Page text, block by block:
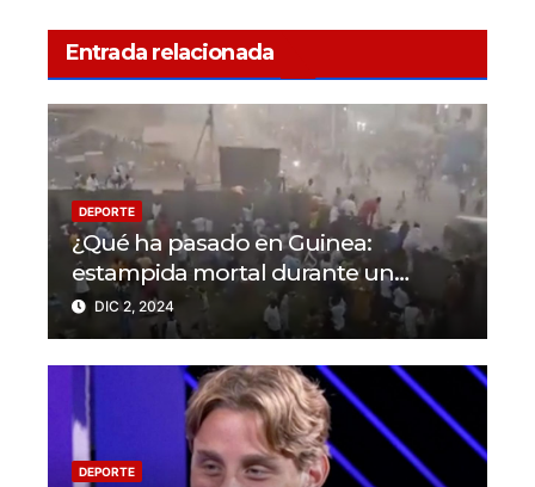
Entrada relacionada
DEPORTE
¿Qué ha pasado en Guinea:
estampida mortal durante un
partido en N’Zérékoré
DIC 2, 2024
DEPORTE